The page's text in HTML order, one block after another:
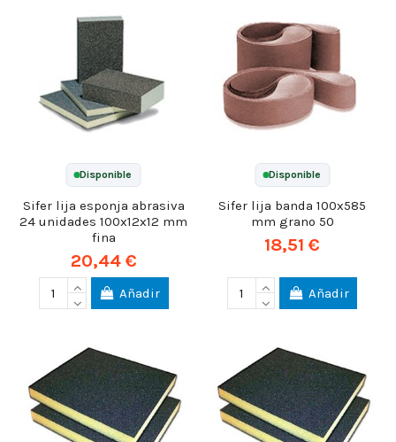
Disponible
Sifer lija esponja abrasiva
24 unidades 100x12x12 mm
fina
20,44 €
Añadir
Disponible
Sifer lija banda 100x585
mm grano 50
18,51 €
Añadir